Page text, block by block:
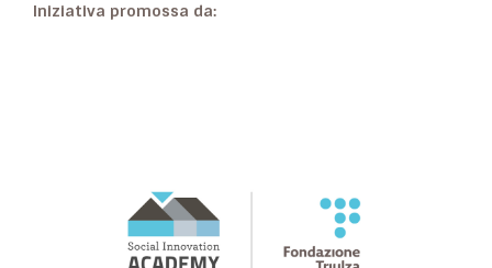
Iniziativa promossa da: